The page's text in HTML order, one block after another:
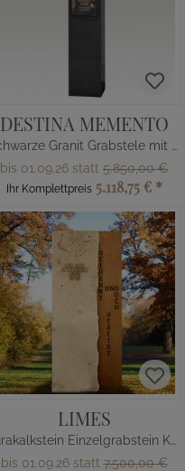
DESTINA MEMENTO
Schwarze Granit Grabstele mit Bronze Tafeln
bis 01.09.26 statt 5.850,00 €
Ihr Komplettpreis 5.118,75 € *
LIMES
Jurakalkstein Einzelgrabstein Kalkstein/Bronze modern & zeitlos
bis 01.09.26 statt7.500,00 €